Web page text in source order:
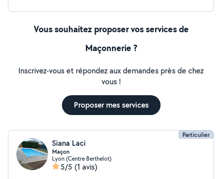
Vous souhaitez proposer vos services de
Maçonnerie ?
Inscrivez-vous et répondez aux demandes près de chez
vous !
Proposer mes services
Particulier
Siana Laci
Maçon
Lyon (Centre Berthelot)
5/5 (1 avis)